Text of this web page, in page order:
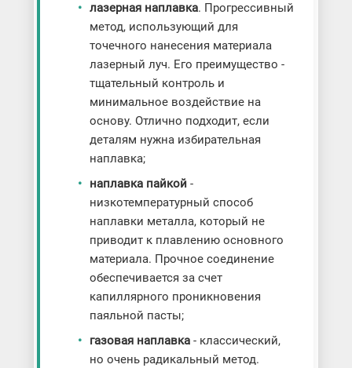
лазерная наплавка. Прогрессивный
метод, использующий для
точечного нанесения материала
лазерный луч. Его преимущество -
тщательный контроль и
минимальное воздействие на
основу. Отлично подходит, если
деталям нужна избирательная
наплавка;
наплавка пайкой-
низкотемпературный способ
наплавки металла, который не
приводит к плавлению основного
материала. Прочное соединение
обеспечивается за счет
капиллярного проникновения
паяльной пасты;
газовая наплавка- классический,
но очень радикальный метод.